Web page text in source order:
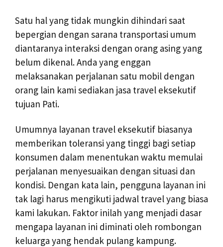
Satu hal yang tidak mungkin dihindari saat
bepergian dengan sarana transportasi umum
diantaranya interaksi dengan orang asing yang
belum dikenal. Anda yang enggan
melaksanakan perjalanan satu mobil dengan
orang lain kami sediakan jasa travel eksekutif
tujuan Pati.
Umumnya layanan travel eksekutif biasanya
memberikan toleransi yang tinggi bagi setiap
konsumen dalam menentukan waktu memulai
perjalanan menyesuaikan dengan situasi dan
kondisi. Dengan kata lain, pengguna layanan ini
tak lagi harus mengikuti jadwal travel yang biasa
kami lakukan. Faktor inilah yang menjadi dasar
mengapa layanan ini diminati oleh rombongan
keluarga yang hendak pulang kampung.